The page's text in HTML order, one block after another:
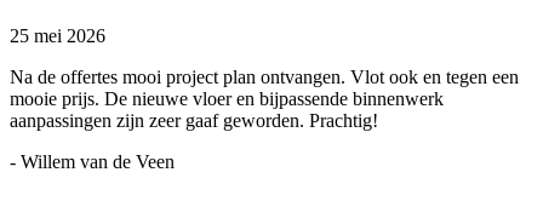
25 mei 2026
Na de offertes mooi project plan ontvangen. Vlot ook en tegen een
mooie prijs. De nieuwe vloer en bijpassende binnenwerk
aanpassingen zijn zeer gaaf geworden. Prachtig!
- Willem van de Veen